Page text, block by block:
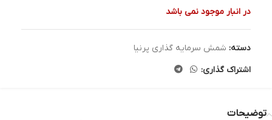
در انبار موجود نمی باشد
دسته: شمش سرمایه گذاری پرنیا
اشتراک گذاری:
توضیحات